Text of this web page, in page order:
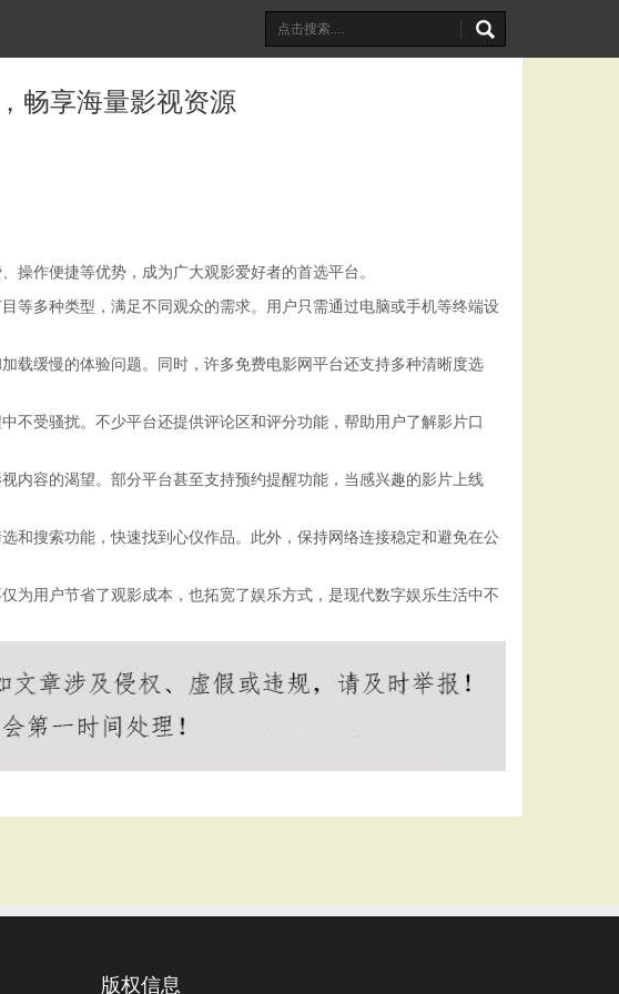
畅享海量影视资源
操作便捷等优势，成为广大观影爱好者的首选平台。
等多种类型，满足不同观众的需求。用户只需通过电脑或手机等终端设
载缓慢的体验问题。同时，许多免费电影网平台还支持多种清晰度选
不受骚扰。不少平台还提供评论区和评分功能，帮助用户了解影片口
内容的渴望。部分平台甚至支持预约提醒功能，当感兴趣的影片上线
和搜索功能，快速找到心仪作品。此外，保持网络连接稳定和避免在公
为用户节省了观影成本，也拓宽了娱乐方式，是现代数字娱乐生活中不
版权信息